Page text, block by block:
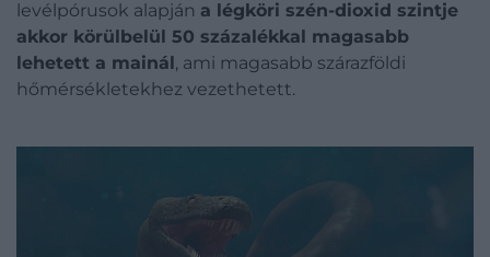
levélpórusok alapján a légköri szén-dioxid szintje
akkor körülbelül 50 százalékkal magasabb
lehetett a mainál, ami magasabb szárazföldi
hőmérsékletekhez vezethetett.